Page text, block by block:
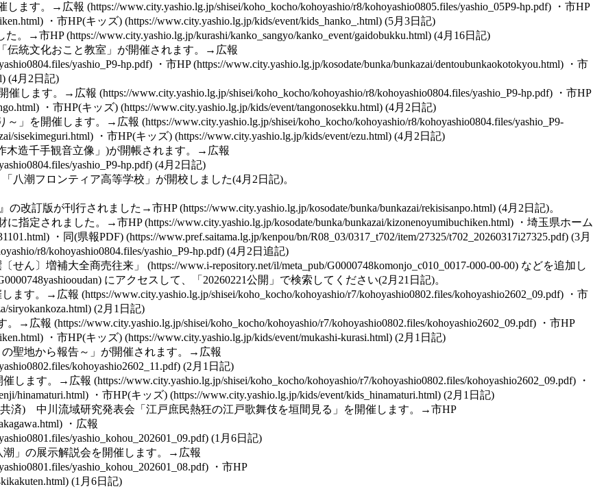
します。→ 広報 ・ 市HP
・ 市HP(キッズ)
(5月3日記)
た。→市HP
(4月16日記)
伝統文化おこと教室」が開催されます。→ 広報
・ 市HP ・ 市
(4月2日記)
催します。→ 広報 ・ 市HP
・ 市HP(キッズ)
(4月2日記)
～」を開催します。→ 広報
・ 市HP(キッズ)
(4月2日記)
木造千手観音立像 」)が開帳されます。→ 広報
(4月2日記)
八潮フロンティア高等学校」が開校しました(4月2日記)。
の改訂版が刊行されました→市HP
(4月2日記)。
に指定されました。→市HP ・ 埼玉県ホーム
・ 同(県報PDF)
(3月
(4月2日追記)
〔せん〕増補大全商売往来」
などを追加し
にアクセスして、「20260221公開」で検索してください(2月21日記)。
します。→ 広報 ・ 市
(2月1日記)
。→ 広報 ・ 市HP
・ 市HP(キッズ)
(2月1日記)
の聖地から報告～」が開催されます。→ 広報
(2月1日記)
催します。→ 広報
・
・ 市HP(キッズ)
(2月1日記)
済) 中川流域研究発表会「江戸庶民熱狂の江戸歌舞伎を垣間見る」を開催します。→市HP
・ 広報
(1月6日記)
潮 」の展示解説会を開催します。→ 広報
・ 市HP
(1月6日記)